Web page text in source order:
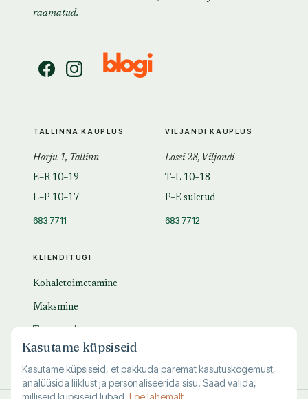
raamatud.
KLIENDITUGI
Kohaletoimetamine
Maksmine
KKK
TALLINNA KAUPLUS
Harju 1, Tallinn
E–R 10–19
L–P 10–17
683 7711
VILJANDI KAUPLUS
Lossi 28, Viljandi
T–L 10–18
P–E suletud
683 7712
Kasutame küpsiseid
Kasutame küpsiseid, et pakkuda paremat kasutuskogemust,
analüüsida liiklust ja personaliseerida sisu. Saad valida,
milliseid küpsiseid lubad. Loe lahemalt